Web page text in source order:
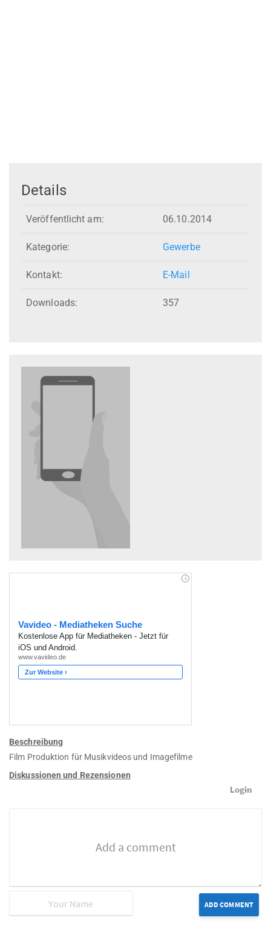
Details
Veröffentlicht am: 06.10.2014
Kategorie: Gewerbe
Kontakt: E-Mail
Downloads: 357
Beschreibung
Film Produktion für Musikvideos und Imagefilme
Diskussionen und Rezensionen
Login
ADD COMMENT